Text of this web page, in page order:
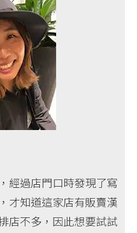
經過店門口時發現了寫
才知道這家店有販賣漢
店不多，因此想要試試